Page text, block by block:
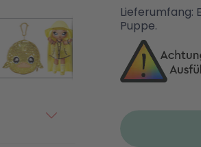
Lieferumfang:
Puppe.